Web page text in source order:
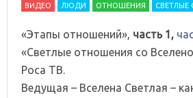
ВИДЕО
ЛЮДИ ОТНОШЕНИЯ
«Этапы отношений», часть 1,
«Светлые отношения со
Роса ТВ.
Ведущая – Вселена Светлая –